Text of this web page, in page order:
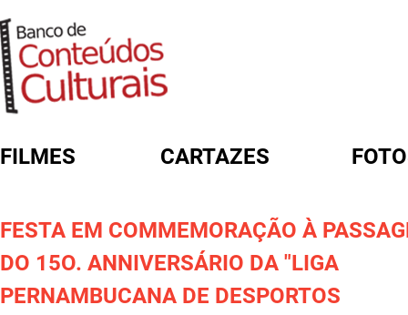
FILMES CARTAZES
FESTA EM COMMEMORAÇÃO À
DO 15O. ANNIVERSÁRIO DA "LIGA
PERNAMBUCANA DE DESPORTOS
FORMULÁRIO DE BUSCA